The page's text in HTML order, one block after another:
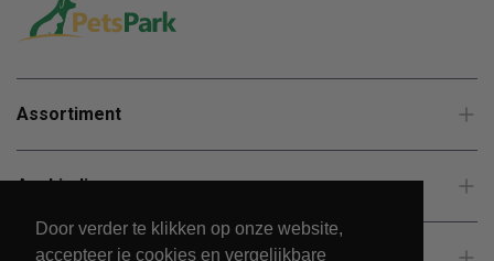
Door verder te klikken op onze website,
accepteer je cookies en vergelijkbare
Assortiment
Aanbiedingen